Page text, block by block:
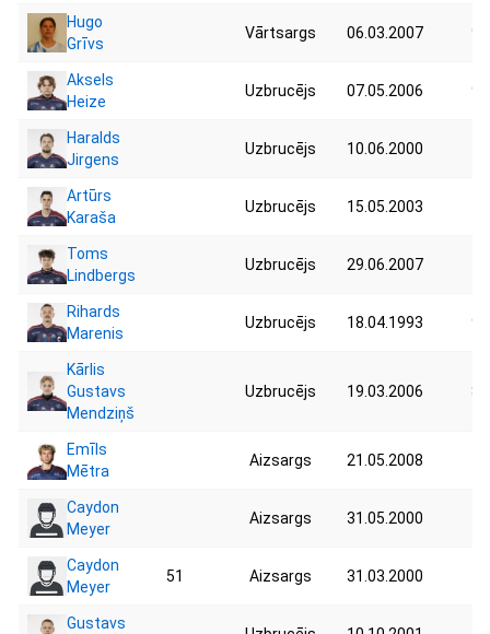
Hugo
Grīvs
Vārtsargs 06.03.2007
Aksels
Heize
Uzbrucējs 07.05.2006
Haralds
Jirgens
Uzbrucējs 10.06.2000
Artūrs
Karaša
Uzbrucējs 15.05.2003
Toms
Lindbergs
Uzbrucējs 29.06.2007
Rihards
Marenis
Uzbrucējs 18.04.1993
Kārlis
Gustavs
Mendziņš
Uzbrucējs 19.03.2006
Emīls
Mētra
Aizsargs 21.05.2008
Caydon
Meyer
Aizsargs 31.05.2000
Caydon
Meyer
51 Aizsargs 31.03.2000
Gustavs